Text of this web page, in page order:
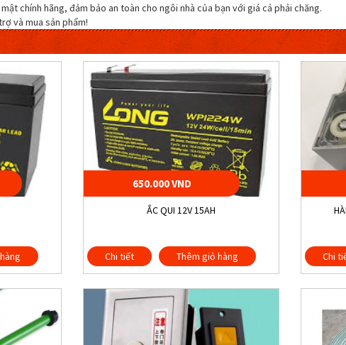
chính hãng, đảm bảo an toàn cho ngôi nhà của bạn với giá cả phải chăng.
và mua sản phẩm!
650.000 VND
ẮC QUI 12V 15AH
Chi tiết Thêm giỏ hàng Chi